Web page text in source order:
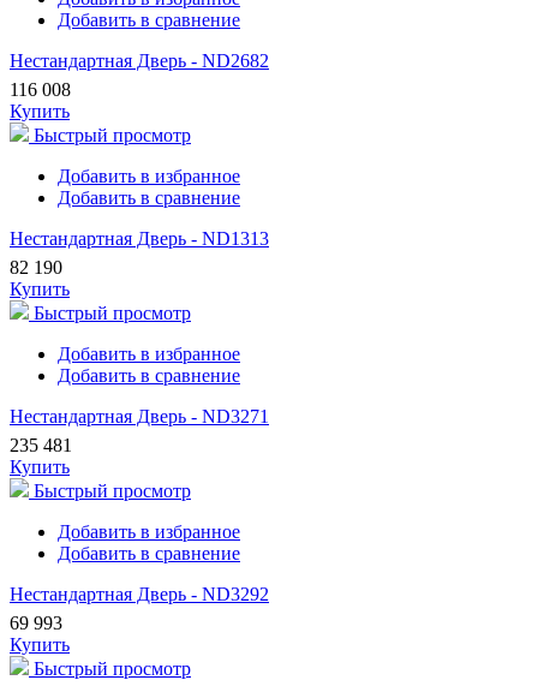
Добавить в сравнение
Нестандартная Дверь - ND2682
116 008
Купить
Быстрый просмотр
Добавить в избранное
Добавить в сравнение
Нестандартная Дверь - ND1313
82 190
Купить
Быстрый просмотр
Добавить в избранное
Добавить в сравнение
Нестандартная Дверь - ND3271
235 481
Купить
Быстрый просмотр
Добавить в избранное
Добавить в сравнение
Нестандартная Дверь - ND3292
69 993
Купить
Быстрый просмотр